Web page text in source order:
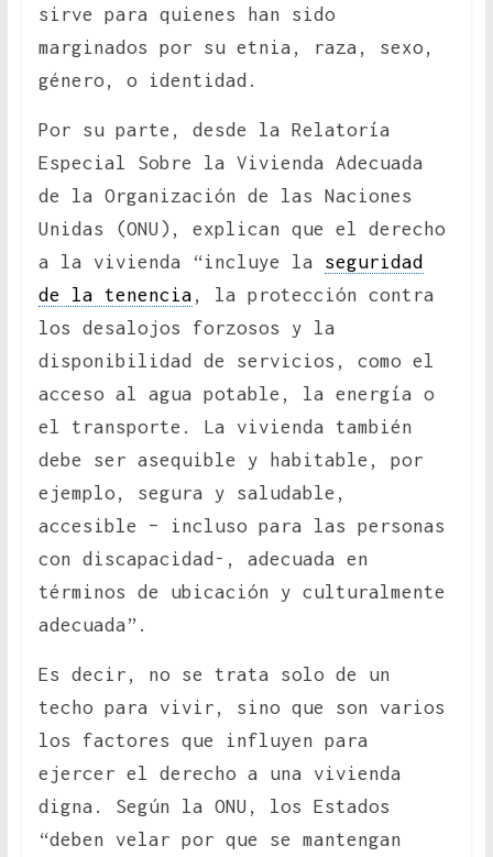
sirve para quienes han sido
marginados por su etnia, raza, sexo,
género, o identidad.
Por su parte, desde la Relatoría
Especial Sobre la Vivienda Adecuada
de la Organización de las Naciones
Unidas (ONU), explican que el derecho
a la vivienda “incluye la seguridad
de la tenencia , la protección contra
los desalojos forzosos y la
disponibilidad de servicios, como el
acceso al agua potable, la energía o
el transporte. La vivienda también
debe ser asequible y habitable, por
ejemplo, segura y saludable,
accesible – incluso para las personas
con discapacidad-, adecuada en
términos de ubicación y culturalmente
adecuada”.
Es decir, no se trata solo de un
techo para vivir, sino que son varios
los factores que influyen para
ejercer el derecho a una vivienda
digna. Según la ONU, los Estados
“deben velar por que se mantengan